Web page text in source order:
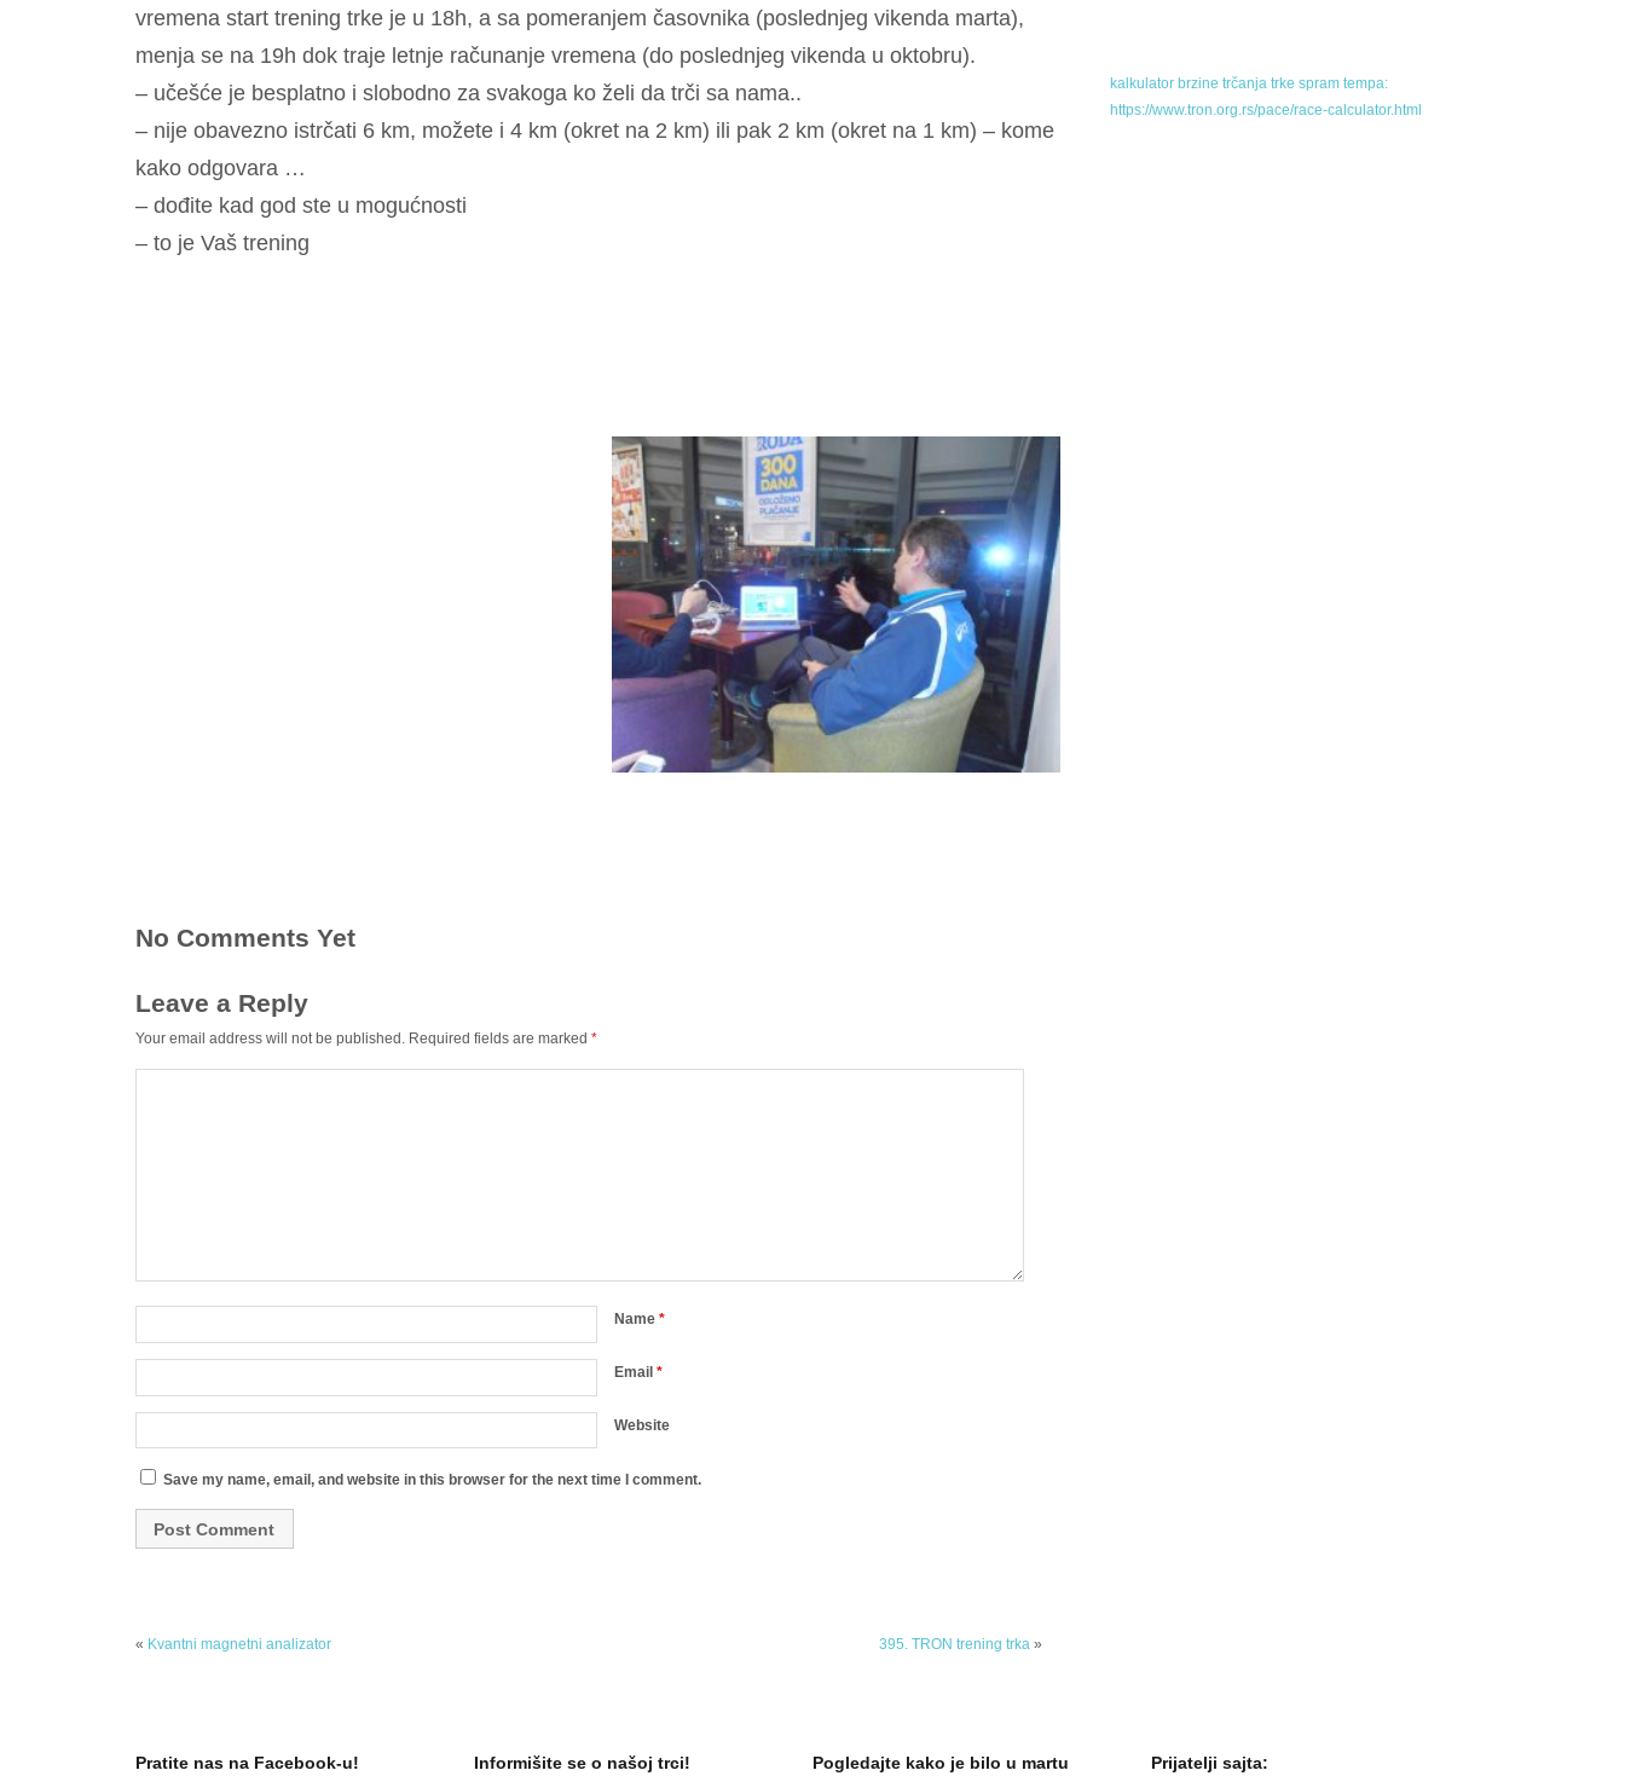
vremena start trening trke je u 18h, a sa pomeranjem časovnika (poslednjeg vikenda marta),
menja se na 19h dok traje letnje računanje vremena (do poslednjeg vikenda u oktobru).
– učešće je besplatno i slobodno za svakoga ko želi da trči sa nama..
– nije obavezno istrčati 6 km, možete i 4 km (okret na 2 km) ili pak 2 km (okret na 1 km) – kome
kako odgovara …
– dođite kad god ste u mogućnosti
– to je Vaš trening
No Comments Yet
Leave a Reply
Your email address will not be published. Required fields are marked *
Name *
Email *
Website
Save my name, email, and website in this browser for the next time I comment.
« Kvantni magnetni analizator 395. TRON trening trka »
kalkulator brzine trčanja trke spram tempa:
https://www.tron.org.rs/pace/race-calculator.html
Pratite nas na Facebook-u! Informišite se o našoj trci!
Pogledajte kako je bilo u martu
Prijatelji sajta: